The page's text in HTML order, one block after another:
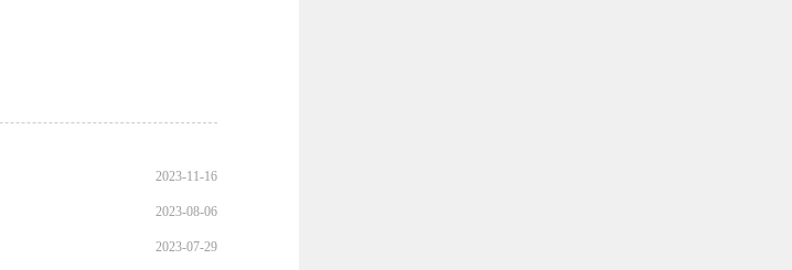
2023-11-16
2023-08-06
2023-07-29